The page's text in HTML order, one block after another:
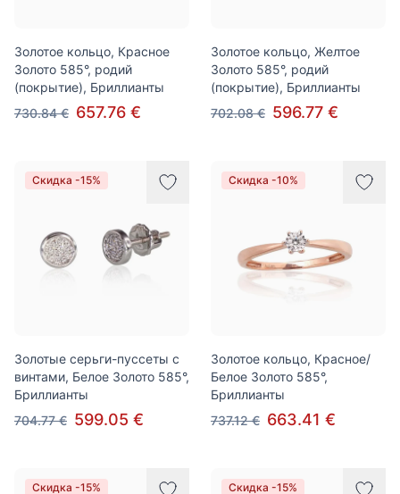
Золотое кольцо, Красное
Золото 585°, родий
(покрытие), Бриллианты
730.84 € 657.76 €
Золотое кольцо, Желтое
Золото 585°, родий
(покрытие), Бриллианты
702.08 € 596.77 €
Скидка -15%
Золотые серьги-пуссеты с
винтами, Белое Золото 585°,
Бриллианты
704.77 € 599.05 €
Скидка -10%
Золотое кольцо, Красное/
Белое Золото 585°,
Бриллианты
737.12 € 663.41 €
Скидка -15% Скидка -15%